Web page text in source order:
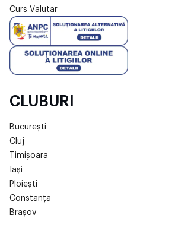
Curs Valutar
CLUBURI
București
Cluj
Timișoara
Iași
Ploiești
Constanța
Brașov